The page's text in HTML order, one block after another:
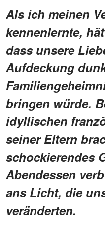
Als ich meinen
kennenlernte,
dass unsere
Aufdeckung
bringen würde.
idyllischen
seiner Eltern
schockierendes
Abendessen
ans Licht, die
veränderten.